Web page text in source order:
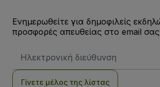
Ενημερωθείτε για δημοφιλείς
προσφορές απευθείας στο email σας
Email
Γίνετε μέλος της λίστας